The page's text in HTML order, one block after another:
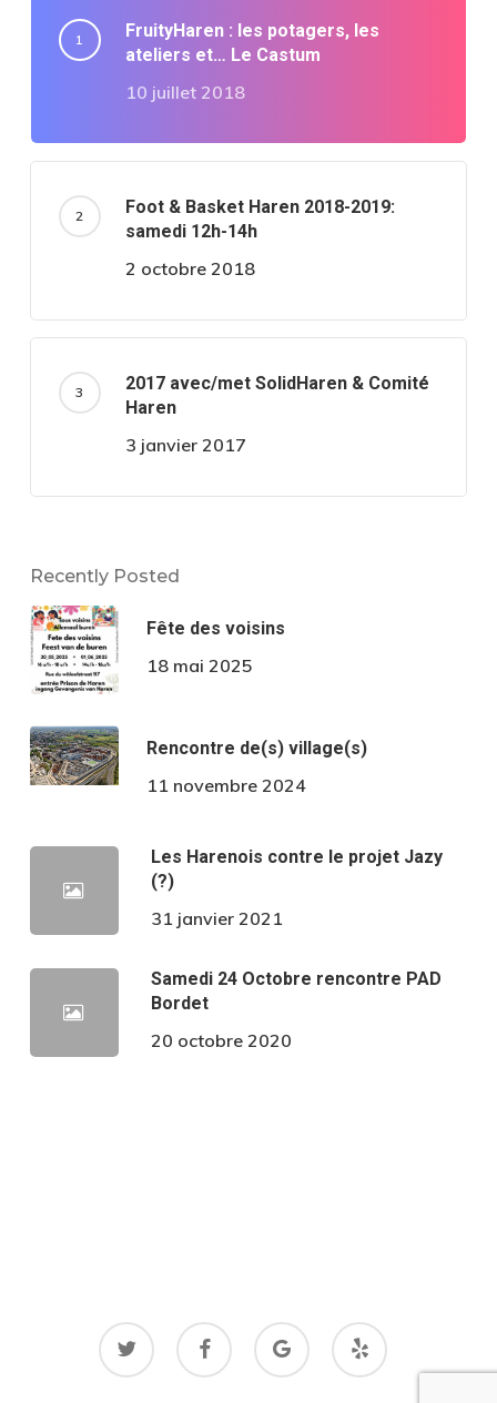
FruityHaren : les potagers, les
ateliers et… Le Castum
10 juillet 2018
Foot & Basket Haren 2018-2019:
samedi 12h-14h
2 octobre 2018
2017 avec/met SolidHaren & Comité
Haren
3 janvier 2017
Recently Posted
Fête des voisins
18 mai 2025
Rencontre de(s) village(s)
11 novembre 2024
Les Harenois contre le projet Jazy
(?)
31 janvier 2021
Samedi 24 Octobre rencontre PAD
Bordet
20 octobre 2020
twitter facebook
google-
plus
yelp